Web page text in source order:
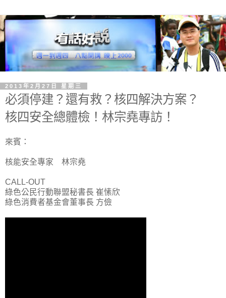
2013年2月27日 星期三
必須停建？還有救？核四解決方案？
核四安全總體檢！林宗堯專訪！
來賓：
核能安全專家 林宗堯
CALL-OUT
綠色公民行動聯盟秘書長 崔愫欣
綠色消費者基金會董事長 方儉